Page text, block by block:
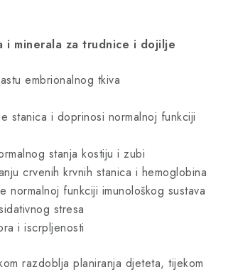
i minerala za trudnice i dojilje
embrionalnog tkiva
stanica i doprinosi normalnoj funkciji
stanja kostiju i zubi
crvenih krvnih stanica i hemoglobina
normalnoj funkciji imunološkog sustava
stresa
i iscrpljenosti
razdoblja planiranja djeteta, tijekom